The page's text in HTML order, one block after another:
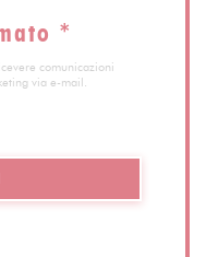
*
comunicazioni
via e-mail.